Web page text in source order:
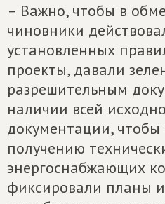
– Важно, чтобы в
чиновники
установленных
проекты, давали
разрешительным
наличии всей
документации, чтобы
получению
энергоснабжающих
фиксировали планы